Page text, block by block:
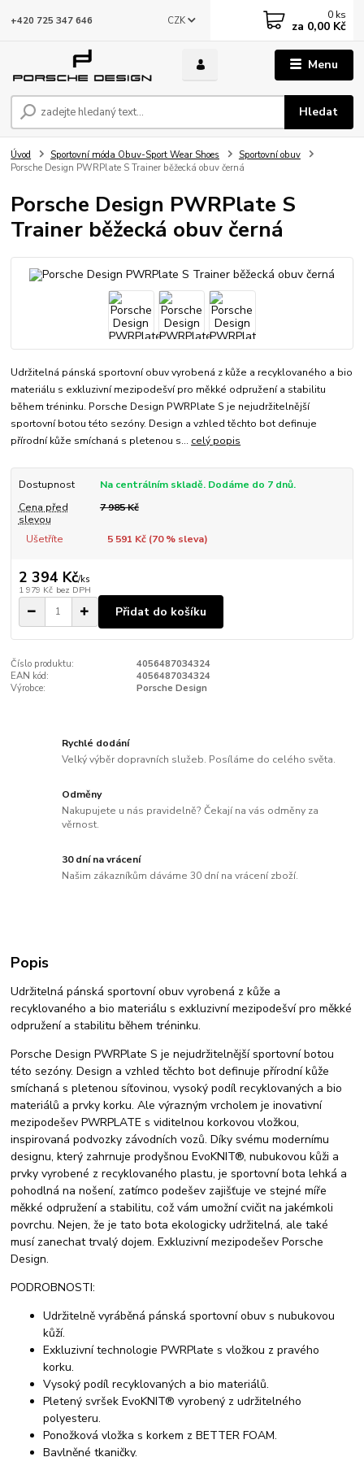
Menu
CZK
Hledat
+420 725 347 646 0 ks
za 0,00 Kč
Úvod Sportovní móda Obuv-Sport Wear Shoes
Sportovní obuv
Porsche Design PWRPlate S Trainer běžecká obuv černá
Porsche Design PWRPlate S
Trainer běžecká obuv černá
Udržitelná pánská sportovní obuv vyrobená z kůže a recyklovaného a bio
materiálu s exkluzivní mezipodešví pro měkké odpružení a stabilitu
během tréninku. Porsche Design PWRPlate S je nejudržitelnější
sportovní botou této sezóny. Design a vzhled těchto bot definuje
přírodní kůže smíchaná s pletenou s... celý popis
Dostupnost
Na centrálním skladě. Dodáme do 7 dnů.
Cena před
slevou
7 985 Kč
Ušetříte 5 591 Kč (70% sleva)
2 394 Kč/ks
1 979 Kč bez DPH
Přidat do košíku
Číslo produktu:
4056487034324
EAN kód:
4056487034324
Výrobce:
Porsche Design
Rychlé dodání
Velký výběr dopravních služeb. Posíláme do celého světa.
Odměny
Nakupujete u nás pravidelně? Čekají na vás odměny za
věrnost.
30 dní na vrácení
Našim zákazníkům dáváme 30 dní na vrácení zboží.
Popis
Udržitelná pánská sportovní obuv vyrobená z kůže a
recyklovaného a bio materiálu s exkluzivní mezipodešví pro měkké
odpružení a stabilitu během tréninku.
Porsche Design PWRPlate S je nejudržitelnější sportovní botou
této sezóny. Design a vzhled těchto bot definuje přírodní kůže
smíchaná s pletenou síťovinou, vysoký podíl recyklovaných a bio
materiálů a prvky korku. Ale výrazným vrcholem je inovativní
mezipodešev PWRPLATE s viditelnou korkovou vložkou,
inspirovaná podvozky závodních vozů. Díky svému modernímu
designu, který zahrnuje prodyšnou EvoKNIT®, nubukovou kůži a
prvky vyrobené z recyklovaného plastu, je sportovní bota lehká a
pohodlná na nošení, zatímco podešev zajišťuje ve stejné míře
měkké odpružení a stabilitu, což vám umožní cvičit na jakémkoli
povrchu. Nejen, že je tato bota ekologicky udržitelná, ale také
musí zanechat trvalý dojem. Exkluzivní mezipodešev Porsche
Design.
PODROBNOSTI:
Udržitelně vyráběná pánská sportovní obuv s nubukovou
kůží.
Exkluzivní technologie PWRPlate s vložkou z pravého
korku.
Vysoký podíl recyklovaných a bio materiálů.
Pletený svršek EvoKNIT® vyrobený z udržitelného
polyesteru.
Ponožková vložka s korkem z BETTER FOAM.
Bavlněné tkaničky.